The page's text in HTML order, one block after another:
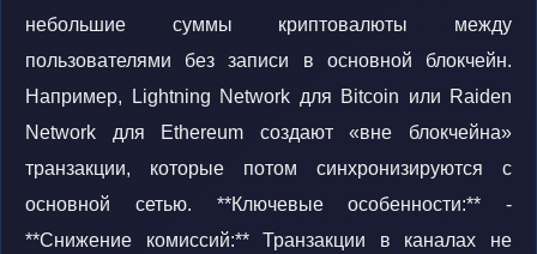
небольшие суммы криптовалюты между
пользователями без записи в основной блокчейн.
Например, Lightning Network для Bitcoin или Raiden
Network для Ethereum создают «вне блокчейна»
транзакции, которые потом синхронизируются с
основной сетью. **Ключевые особенности:** -
**Снижение комиссий:** Транзакции в каналах не